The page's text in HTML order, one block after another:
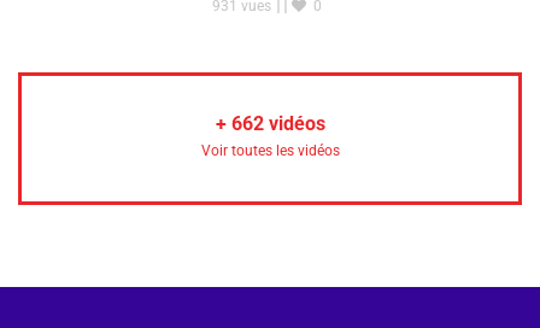
931 vues
0
+ 662vidéos
Voir toutes les vidéos